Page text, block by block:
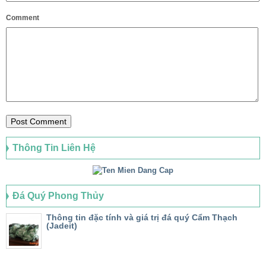
Comment
Thông Tin Liên Hệ
Đá Quý Phong Thủy
Thông tin đặc tính và giá trị đá quý Cẩm Thạch
(Jadeit)